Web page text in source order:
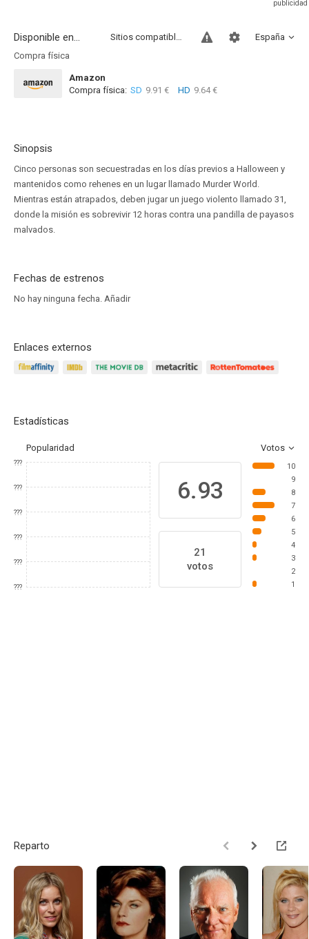
Disponible en... España
Sitios compatibles
Compra física
Amazon
Compra física: SD 9.91 € HD 9.64 €
Sinopsis
Cinco personas son secuestradas en los días previos a Halloween y
mantenidos como rehenes en un lugar llamado Murder World.
Mientras están atrapados, deben jugar un juego violento llamado 31,
donde la misión es sobrevivir 12 horas contra una pandilla de payasos
malvados.
Fechas de estrenos
No hay ninguna fecha. Añadir
Enlaces externos
Estadísticas
Popularidad Votos
???
???
???
???
???
???
6.93
21
votos
10
9
8
7
6
5
4
3
2
1
Reparto